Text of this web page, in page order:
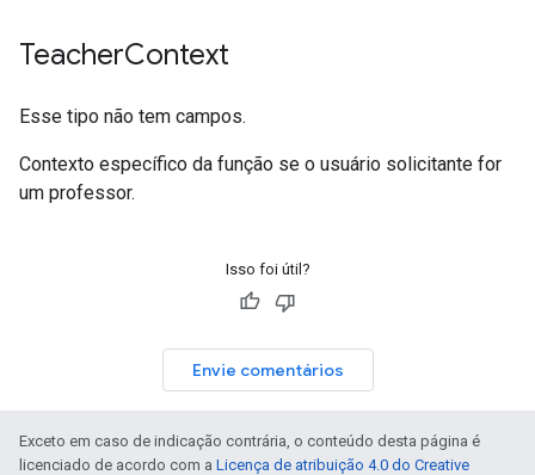
TeacherContext
Esse tipo não tem campos.
Contexto específico da função se o usuário solicitante for
um professor.
Isso foi útil?
Envie comentários
Exceto em caso de indicação contrária, o conteúdo desta página é
licenciado de acordo com a Licença de atribuição 4.0 do Creative